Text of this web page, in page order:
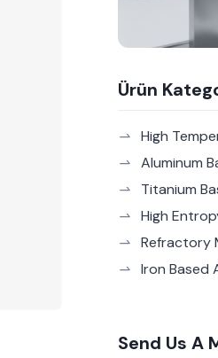
Ürün
High
Aluminum
Titanium
High
Refractory
Iron Based
Send Us A